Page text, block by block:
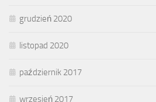
grudzień 2020
listopad 2020
październik 2017
wrzesień 2017